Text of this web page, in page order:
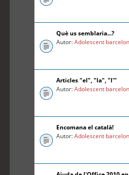
Què us semblaria...?
Autor:Adolescent
Articles "el", "la", "l'"
Autor:Adolescent
Encomana el català!
Autor:Adolescent